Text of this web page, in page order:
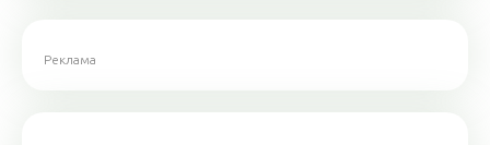
Реклама